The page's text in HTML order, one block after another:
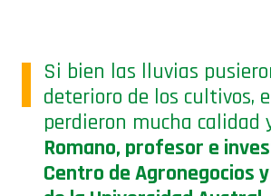
Si bien las lluvias
deterioro de los cultivos,
perdieron mucha calidad
Romano, profesor e
Centro de Agronegocios